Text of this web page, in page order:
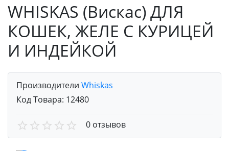
WHISKAS (Вискас) ДЛЯ
КОШЕК, ЖЕЛЕ С КУРИЦЕЙ
И ИНДЕЙКОЙ
Производители Whiskas
Код Товара: 12480
0 отзывов